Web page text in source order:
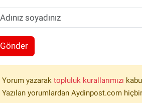
Gönder
Yorum yazarak topluluk kurallarımızı
Yazılan yorumlardan Aydinpost.com